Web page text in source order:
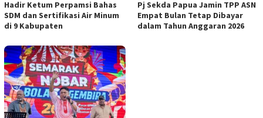
Hadir Ketum Perpamsi Bahas
SDM dan Sertifikasi Air Minum
di 9 Kabupaten
Pj Sekda Papua Jamin TPP ASN
Empat Bulan Tetap Dibayar
dalam Tahun Anggaran 2026